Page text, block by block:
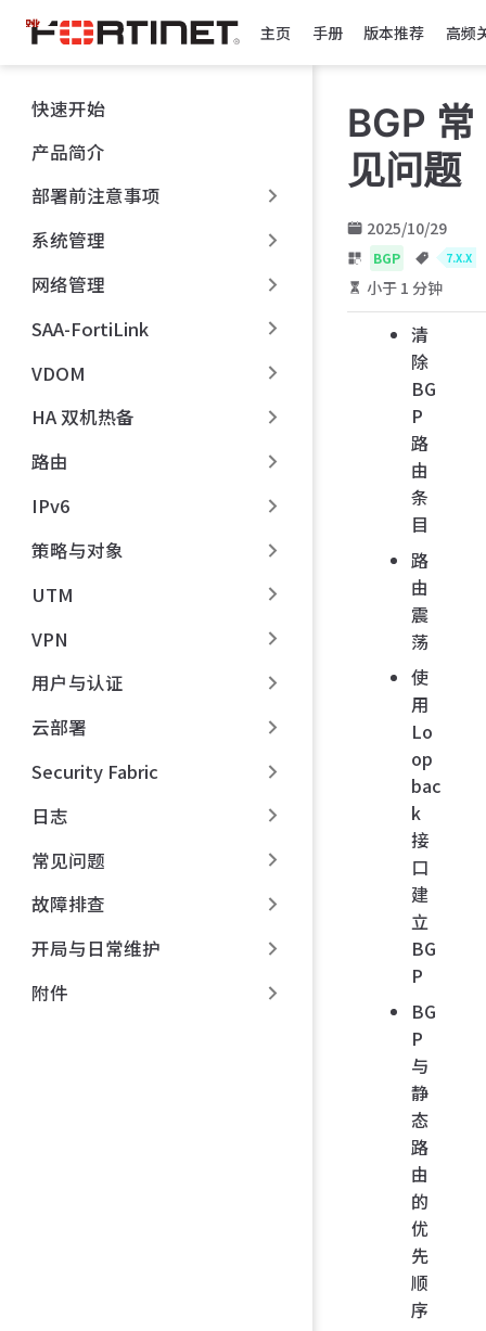
跳
至
主
內
容
主页 手册 版本推荐 高频
快速开始
产品简介
部署前注意事项
系统管理
网络管理
SAA-FortiLink
VDOM
HA 双机热备
路由
IPv6
策略与对象
UTM
VPN
用户与认证
云部署
Security Fabric
日志
常见问题
故障排查
开局与日常维护
附件
BGP 常
见问题
2025/10/29
BGP 7.X.X
小于 1 分钟
清
除
BG
P
路
由
条
目
路
由
震
荡
使
用
Lo
op
bac
k
接
口
建
立
BG
P
BG
P
与
静
态
路
由
的
优
先
顺
序